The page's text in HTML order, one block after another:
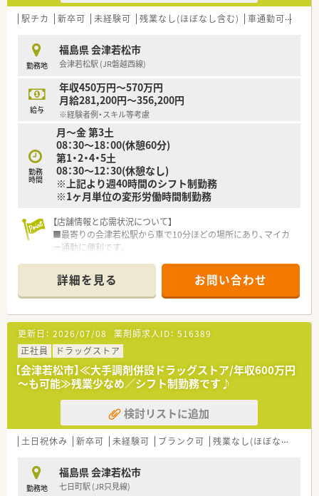
システム改修が必要な制度変更があった場合も、迅速に対応でき
る強みを生かしていきます。
★刷新された新規採用者研修
中途入社ならではの悩みを解消し、さくら薬局グループのビジョ
ンや社内規定などをご案内。
同期入社の方との繋がりを踏まえ、『さくら薬局の薬剤師』とし
て、安心してキャリアをスタートいただくための研修です。
店舗OJT・フォローアップや通常の社内研修と絡めて中途入社専
門の体系的な研修をご用意。
安心して飛び込める体制が整備されています。
★業界トップクラスの認定薬局数と盤石化を図る組織体制
全店舗で地域連携薬局を目指している地域に根差した調剤薬局
です。
がん診療連携拠点病院等との密な連携を行いつつ、より高度な薬
高い専門性が求められる特殊な調剤に対応できる専門医療機関
連携薬局も取得しています。
本社から業界動向などの情報が常に発信されており、患者様や医
ている理由の1つです。
★安心して働ける環境と福利厚生制度
年間休日が「126日相当時間」と業界トップクラスのさくら薬局
では産休・育休の希望取得率も100％！長く働き続けるための環
境づくりを考え、ライフステージに応じた福利厚生をご用意して
います。
また、患者さまへの想いをカタチにする「リトルチャレンジ制
度」では「現場主義」を念頭に、
地域・店舗ごとに異なる患者さまのニーズやスタッフの思いを実
現する取り組みも行っています。
入社後もひとりひとりの薬剤師像に近しい多彩なキャリアステ
ップをご用意しております。
こうした働きやすい環境づくりに力を入れている『さくら薬局グ
駅チカ 新卒可 未経験可 残業なし(ほぼなし含む) 車通勤可
勤務地
福島県 会津若松市
会津若松駅 (JR磐越西線)
給与
年収450万円～570万円
月給281,200円～356,200円
※経験者例・スキル等考慮
勤務
時間
月～金 第3土
08：30～18：00(休憩60分)
第1・2・4・5土
08：30～12：30(休憩なし)
※上記より週40時間のシフト制勤務
※1ヶ月単位の変形労働時間制勤務
【店舗情報と応需状況について】
■最寄りの会津若松駅から車で10分ほどの場所にあり、マイカ
ー通勤に便利です。
枚応需します。
■現在は薬剤師4名と事務スタッフ3名が在籍しており、連携し
て業務を進めます。
【募集背景と求める人物像について】
■地域医療への貢献とサービス拡充のため、新たにチームの一員
となる薬剤師を募集します。
■総合科目を応需するため、幅広い知識を身につけスキルアップ
したい方を歓迎します。
■調剤未経験の方でも人柄を重視しており、前向きに学ぶ意欲が
あればご応募可能です。
【法人特徴について】
■東日本を中心に約200店舗の調剤薬局と、介護事業を展開し地
■現場の意見を尊重するボトムアップの社風で、自身のアイデア
を形にしやすい環境です。
■『よろこばれて、よろこぶ』という理念を掲げ、患者様に寄り添
詳細を見る お問い合わせ
更新日： 2026/07/08 薬剤師求人ID： 516389
正社員
ドラッグストア
【会津若松市】≪大手調剤併設ドラッグストア/年収600万円
～も可能≫残業少なめ／シフト制勤務です♪
検討リストに追加
土日祝休み 新卒可 未経験可 ブランク可 残業なし(ほぼなし含む)
勤務地
福島県 会津若松市
七日町駅 (JR只見線)